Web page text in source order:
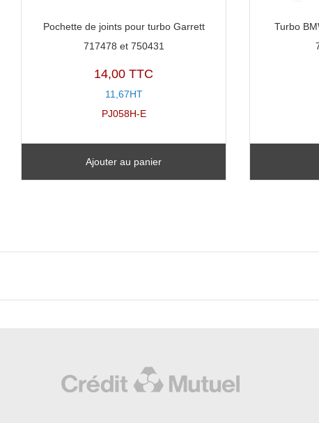
Pochette de joints pour turbo Garrett
717478 et 750431
14,00 TTC
11,67HT
PJ058H-E
Ajouter au panier
Turbo